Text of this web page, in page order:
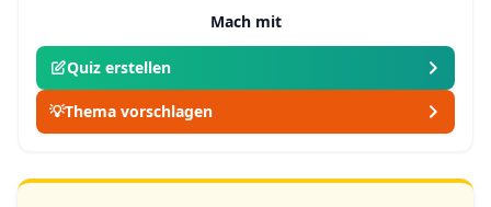
Mach mit
Quiz erstellen
💡Thema vorschlagen